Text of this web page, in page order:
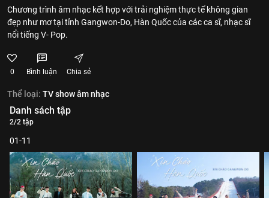
Chương trình âm nhạc kết hợp với trải nghiệm thực tế không gian
đẹp như mơ tại tỉnh Gangwon-Do, Hàn Quốc của các ca sĩ, nhạc sĩ
nổi tiếng V- Pop.
0 Bình luận Chia sẻ
Thể loại: TV show âm nhạc
Danh sách tập
2/2 tập
01-11